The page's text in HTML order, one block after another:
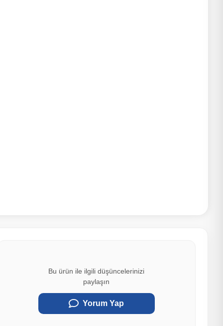
Bu ürün ile ilgili düşüncelerinizi
paylaşın
Yorum Yap